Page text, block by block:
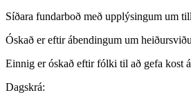
Síðara fundarboð með upplýsingum um
Óskað er eftir ábendingum um
Einnig er óskað eftir fólki til að gefa kost
Dagskrá: